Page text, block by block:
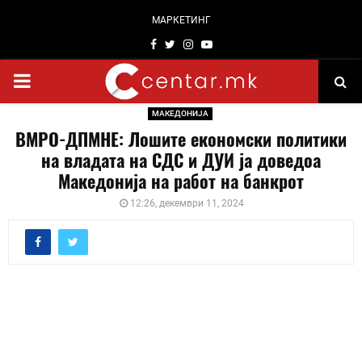
МАРКЕТИНГ
Facebook
TwitterInstagram
Youtube
PRIMARY
МАКЕДОНИЈА
ВМРО-ДПМНЕ: Лошите економски политики
на владата на СДС и ДУИ ја доведоа
Македонија на работ на банкрот
12:26, декември 11, 2024